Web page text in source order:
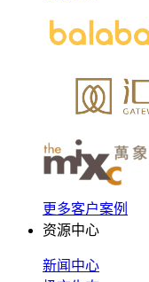
更多客户案例
资源中心
新闻中心